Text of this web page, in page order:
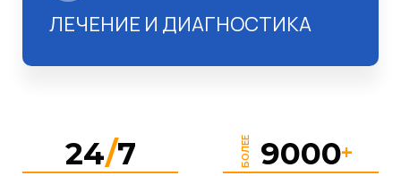
ЛЕЧЕНИЕ И ДИАГНОСТИКА
24/7 БОЛЕЕ +
9000